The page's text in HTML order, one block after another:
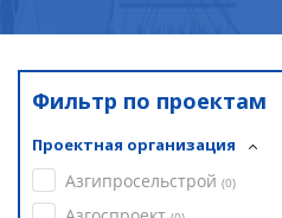
Фильтр по проектам
Проектная организация
Азгипросельстрой (0)